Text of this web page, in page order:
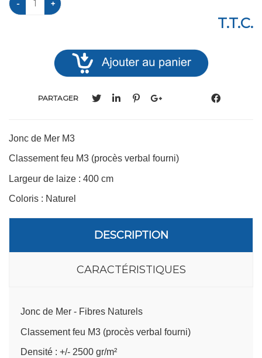
T.T.C.
PARTAGER
Jonc de Mer M3
Classement feu M3 (procès verbal fourni)
Largeur de laize : 400 cm
Coloris : Naturel
DESCRIPTION
CARACTÉRISTIQUES
Jonc de Mer - Fibres Naturels
Classement feu M3 (procès verbal fourni)
Densité : +/- 2500 gr/m²